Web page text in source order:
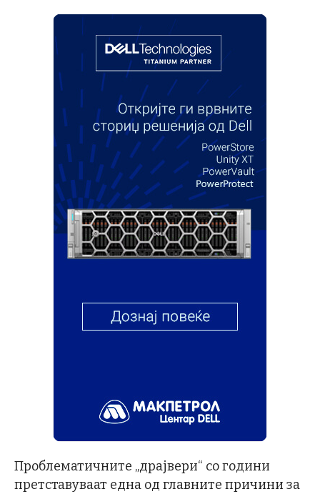
Проблематичните „драјвери“ со години
претставуваат една од главните причини за